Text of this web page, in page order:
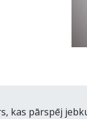
kas pārspēj